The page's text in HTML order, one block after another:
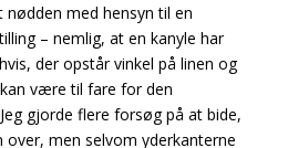
med hensyn til en
– nemlig, at en kanyle har
der opstår vinkel på linen og
være til fare for den
gjorde flere forsøg på at bide,
men selvom yderkanterne